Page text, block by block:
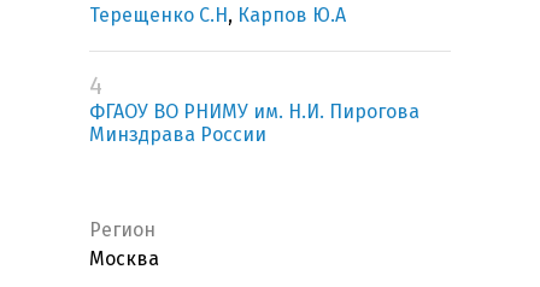
Терещенко С.Н , Карпов Ю.А
4
ФГАОУ ВО РНИМУ им. Н.И. Пирогова
Минздрава России
Регион
Москва